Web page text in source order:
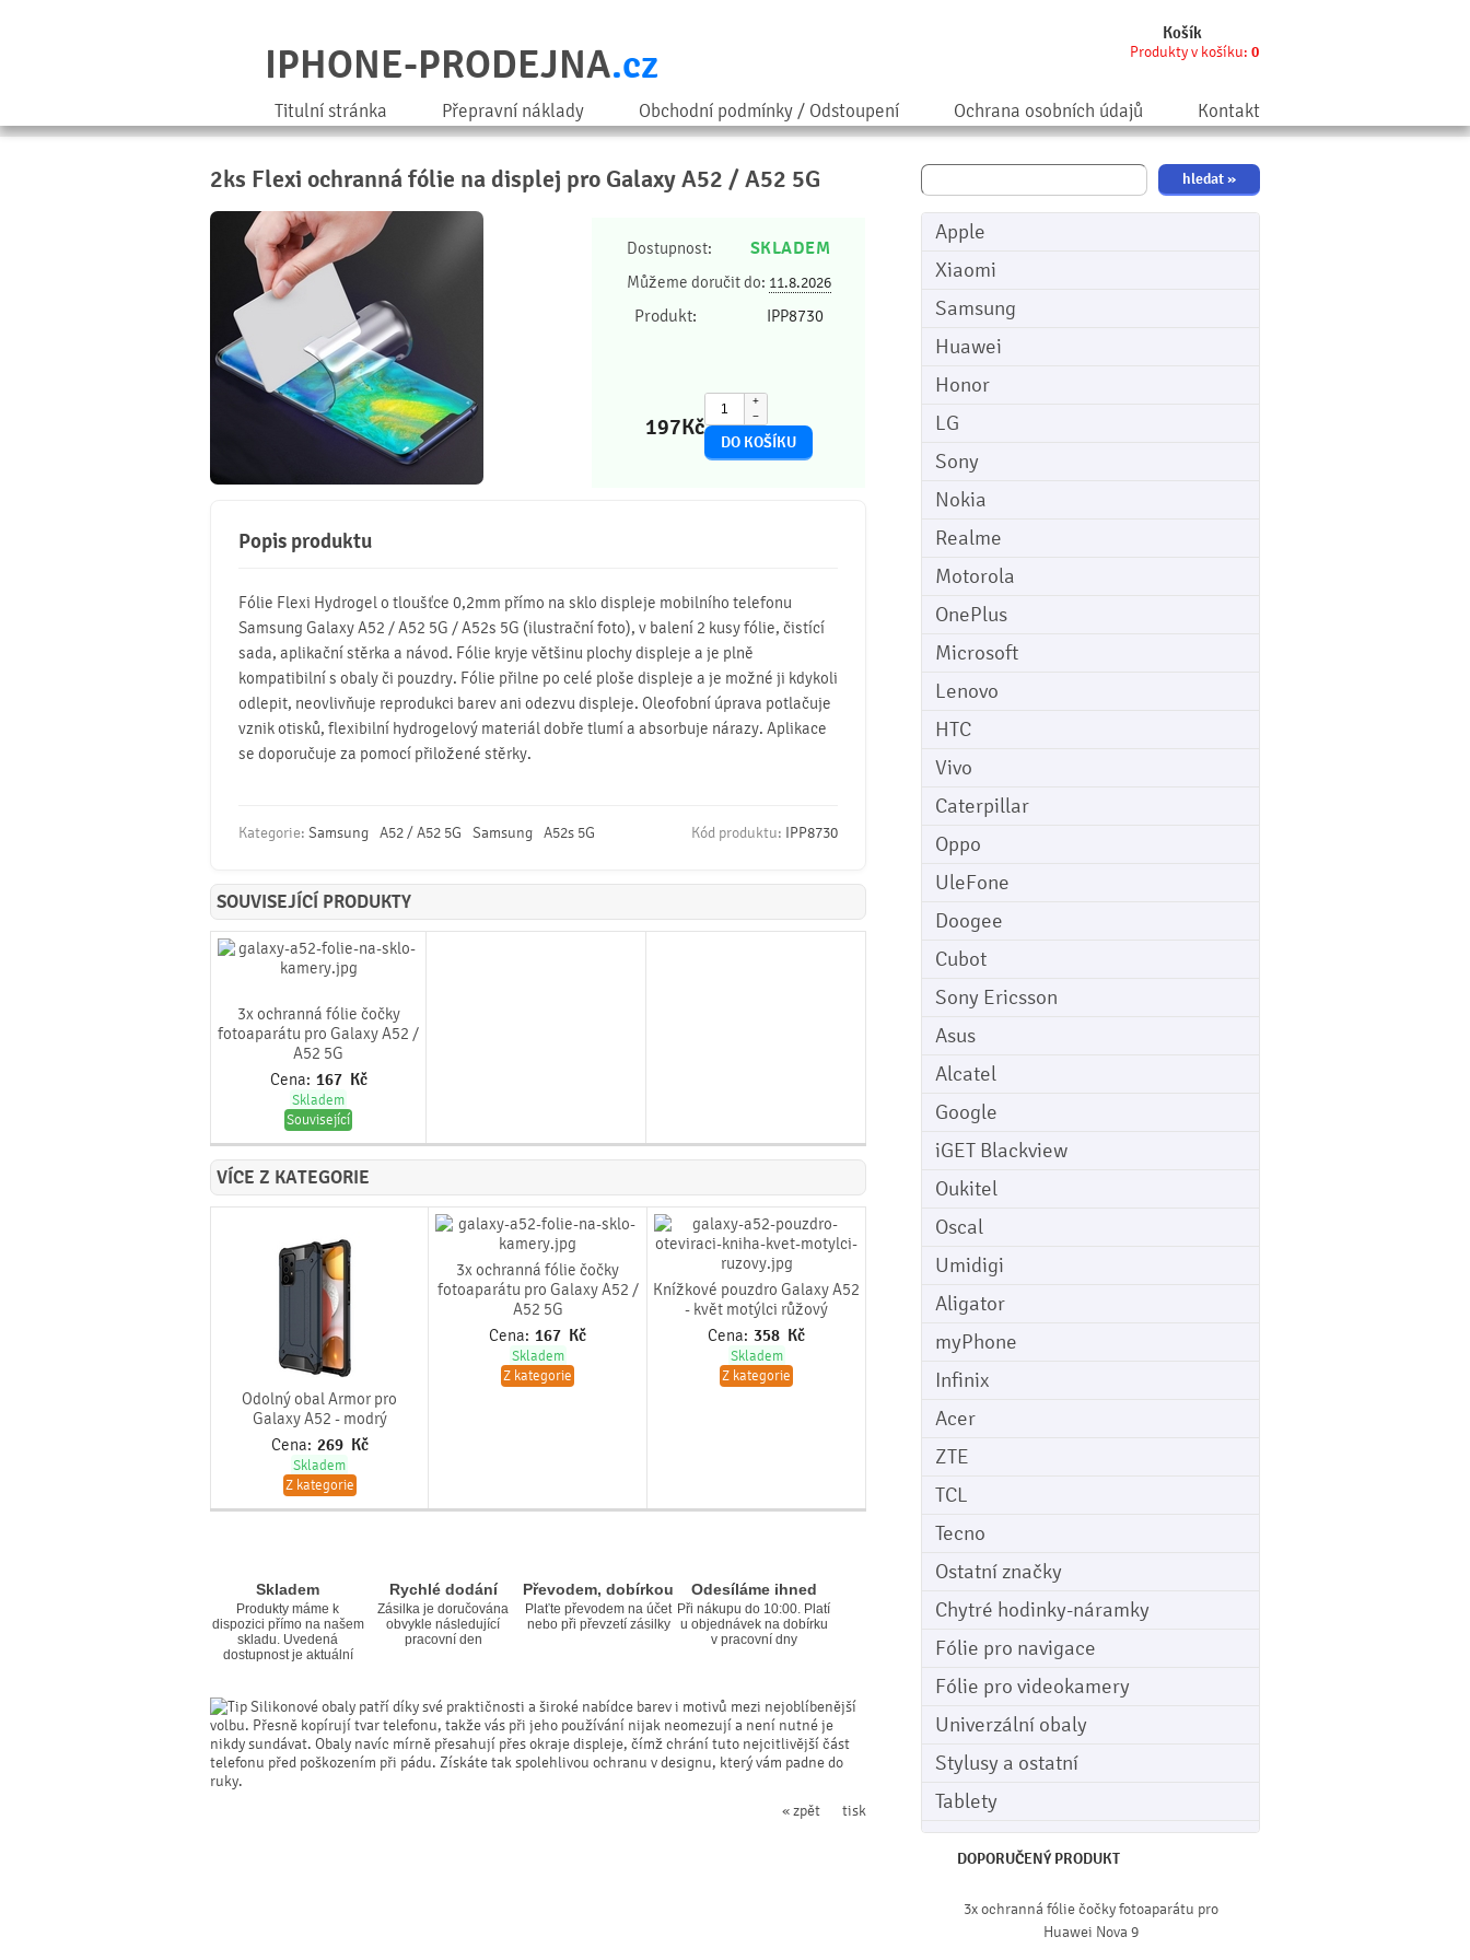
Košík
Produkty v košíku: 0
IPHONE-PRODEJNA.cz
Titulní stránka Přepravní náklady Obchodní podmínky / Odstoupení Ochrana osobních údajů Kontakt
Apple
Xiaomi
Samsung
Huawei
Honor
LG
Sony
Nokia
Realme
Motorola
OnePlus
Microsoft
Lenovo
HTC
Vivo
Caterpillar
Oppo
UleFone
Doogee
Cubot
Sony Ericsson
Asus
Alcatel
Google
iGET Blackview
Oukitel
Oscal
Umidigi
Aligator
myPhone
Infinix
Acer
ZTE
TCL
Tecno
Ostatní značky
Chytré hodinky-náramky
Fólie pro navigace
Fólie pro videokamery
Univerzální obaly
Stylusy a ostatní
Tablety
DOPORUČENÝ PRODUKT
3x ochranná fólie čočky fotoaparátu pro
Huawei Nova 9
2ks Flexi ochranná fólie na displej pro Galaxy A52 / A52 5G
Dostupnost: SKLADEM
Můžeme doručit do: 11.8.2026
Produkt: IPP8730
197Kč
+
−
Popis produktu
Fólie Flexi Hydrogel o tloušťce 0,2mm přímo na sklo displeje mobilního telefonu
Samsung Galaxy A52 / A52 5G / A52s 5G (ilustrační foto), v balení 2 kusy fólie, čistící
sada, aplikační stěrka a návod. Fólie kryje většinu plochy displeje a je plně
kompatibilní s obaly či pouzdry. Fólie přilne po celé ploše displeje a je možné ji kdykoli
odlepit, neovlivňuje reprodukci barev ani odezvu displeje. Oleofobní úprava potlačuje
vznik otisků, flexibilní hydrogelový materiál dobře tlumí a absorbuje nárazy. Aplikace
se doporučuje za pomocí přiložené stěrky.
Kategorie: Samsung A52 / A52 5G Samsung A52s 5G Kód produktu: IPP8730
SOUVISEJÍCÍ PRODUKTY
3x ochranná fólie čočky
fotoaparátu pro Galaxy A52 /
A52 5G
Cena: 167 Kč
Skladem
Související
VÍCE Z KATEGORIE
Odolný obal Armor pro
Galaxy A52 - modrý
Cena: 269 Kč
Skladem
Z kategorie
3x ochranná fólie čočky
fotoaparátu pro Galaxy A52 /
A52 5G
Cena: 167 Kč
Skladem
Z kategorie
Knížkové pouzdro Galaxy A52
- květ motýlci růžový
Cena: 358 Kč
Skladem
Z kategorie
Skladem
Produkty máme k
dispozici přímo na našem
skladu. Uvedená
dostupnost je aktuální
Rychlé dodání
Zásilka je doručována
obvykle následující
pracovní den
Převodem, dobírkou
Plaťte převodem na účet
nebo při převzetí zásilky
Odesíláme ihned
Při nákupu do 10:00. Platí
u objednávek na dobírku
v pracovní dny
Silikonové obaly patří díky své praktičnosti a široké nabídce barev i motivů mezi nejoblíbenější
volbu. Přesně kopírují tvar telefonu, takže vás při jeho používání nijak neomezují a není nutné je
nikdy sundávat. Obaly navíc mírně přesahují přes okraje displeje, čímž chrání tuto nejcitlivější část
telefonu před poškozením při pádu. Získáte tak spolehlivou ochranu v designu, který vám padne do
ruky.
tisk
« zpět